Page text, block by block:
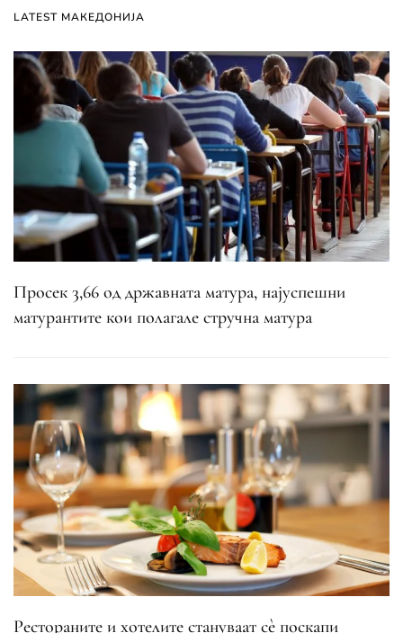
LATEST МАКЕДОНИЈА
Просек 3,66 од државната матура, најуспешни
матурантите кои полагале стручна матура
Рестораните и хотелите стануваат сè поскапи